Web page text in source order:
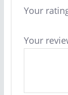
Your
Your